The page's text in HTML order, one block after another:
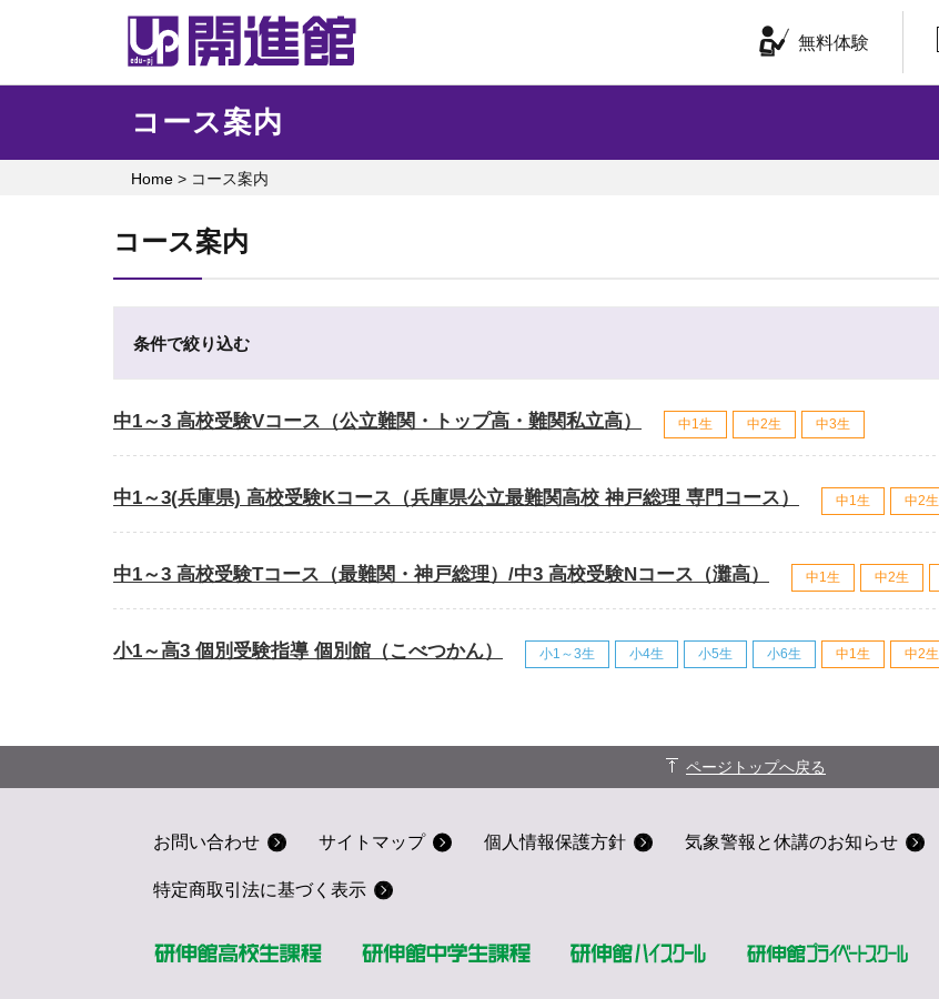
無料体験
コース案内
Home > コース案内
コース案内
条件で絞り込む
中1～3 高校受験Vコース（公立難関・トップ高・難関私立高） 中1生 中2生 中3生
中1～3(兵庫県) 高校受験Kコース（兵庫県公立最難関高校 神戸総理 専門コース） 中1生 中2生
中1～3 高校受験Tコース（最難関・神戸総理）/中3 高校受験Nコース（灘高） 中1生 中2生
小1～高3 個別受験指導 個別館（こべつかん） 小1～3生 小4生 小5生 小6生 中1生 中2生
ページトップへ戻る
お問い合わせ サイトマップ 個人情報保護方針 気象警報と休講のお知らせ
特定商取引法に基づく表示